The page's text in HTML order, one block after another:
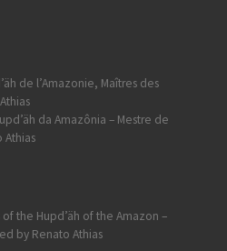
de l’Amazonie, Maîtres des
da Amazônia – Mestre de
Athias
the Hupd’äh of the Amazon –
by Renato Athias